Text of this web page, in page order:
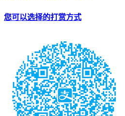
您可以选择的打赏方式